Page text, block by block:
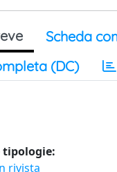
Scheda
(DC)
tipologie:
rivista